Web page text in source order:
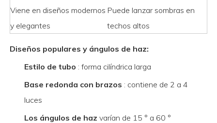
Viene en diseños modernos
y elegantes
Puede lanzar sombras en
techos altos
Diseños populares y ángulos de haz:
Estilo de tubo : forma cilíndrica larga
Base redonda con brazos : contiene de 2 a 4
luces
Los ángulos de haz varían de 15 ° a 60 °